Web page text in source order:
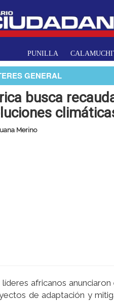
PUNILLA
GENERAL
busca
Merino
líderes africanos
de adaptación y